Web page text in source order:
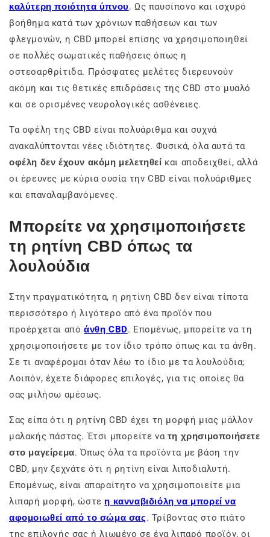
καλύτερη ποιότητα ύπνου. Ως παυσίπονο και ισχυρό
βοήθημα κατά των χρόνιων παθήσεων και των
φλεγμονών, η CBD μπορεί επίσης να χρησιμοποιηθεί
σε πολλές σωματικές παθήσεις όπως η
οστεοαρθρίτιδα. Πρόσφατες μελέτες διερευνούν
ακόμη και τις θετικές επιδράσεις της CBD στο μυαλό
και σε ορισμένες νευρολογικές ασθένειες.
Τα οφέλη της CBD είναι πολυάριθμα και συχνά
ανακαλύπτονται νέες ιδιότητες. Φυσικά, όλα αυτά τα
οφέλη δεν έχουν ακόμη μελετηθεί και αποδειχθεί, αλλά
οι έρευνες με κύρια ουσία την CBD είναι πολυάριθμες
και επαναλαμβανόμενες.
Μπορείτε να χρησιμοποιήσετε
τη ρητίνη CBD όπως τα
λουλούδια
Στην πραγματικότητα, η ρητίνη CBD δεν είναι τίποτα
περισσότερο ή λιγότερο από ένα προϊόν που
προέρχεται από άνθη CBD. Επομένως, μπορείτε να τη
χρησιμοποιήσετε με τον ίδιο τρόπο όπως και τα άνθη.
Σε τι αναφέρομαι όταν λέω το ίδιο με τα λουλούδια;
Λοιπόν, έχετε διάφορες επιλογές, για τις οποίες θα
σας μιλήσω αμέσως.
Σας είπα ότι η ρητίνη CBD έχει τη μορφή μιας μάλλον
μαλακής πάστας. Έτσι μπορείτε να τη χρησιμοποιήσετε
στο μαγείρεμα. Όπως όλα τα προϊόντα με βάση την
CBD, μην ξεχνάτε ότι η ρητίνη είναι λιποδιαλυτή.
Επομένως, είναι απαραίτητο να χρησιμοποιείτε μια
λιπαρή μορφή, ώστεη κανναβιδιόλη να μπορεί να
αφομοιωθεί από το σώμα σας. Τρίβοντας στο πιάτο
της επιλογής σας ή λιωμένο σε ένα λιπαρό προϊόν, οι